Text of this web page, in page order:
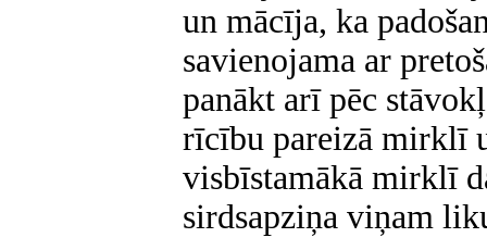
un mācīja, ka
savienojama ar
panākt arī pēc
rīcību pareizā mirklī
visbīstamākā mirklī
sirdsapziņa viņam